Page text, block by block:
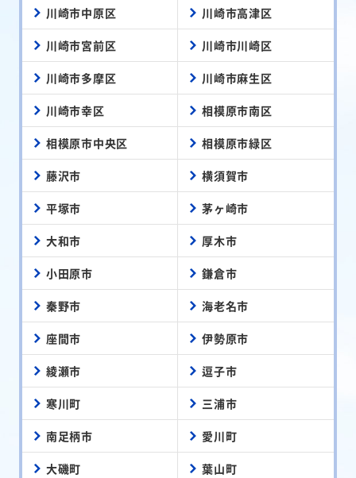
川崎市中原区 川崎市高津区
川崎市宮前区 川崎市川崎区
川崎市多摩区 川崎市麻生区
川崎市幸区 相模原市南区
相模原市中央区 相模原市緑区
藤沢市 横須賀市
平塚市 茅ヶ崎市
大和市 厚木市
小田原市 鎌倉市
秦野市 海老名市
座間市 伊勢原市
綾瀬市 逗子市
寒川町 三浦市
南足柄市 愛川町
大磯町 葉山町